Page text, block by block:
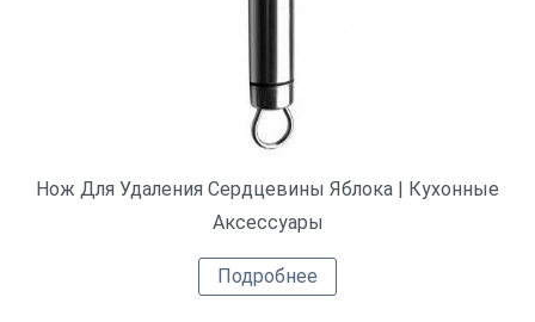
Нож Для Удаления Сердцевины Яблока | Кухонные
Аксессуары
Подробнее